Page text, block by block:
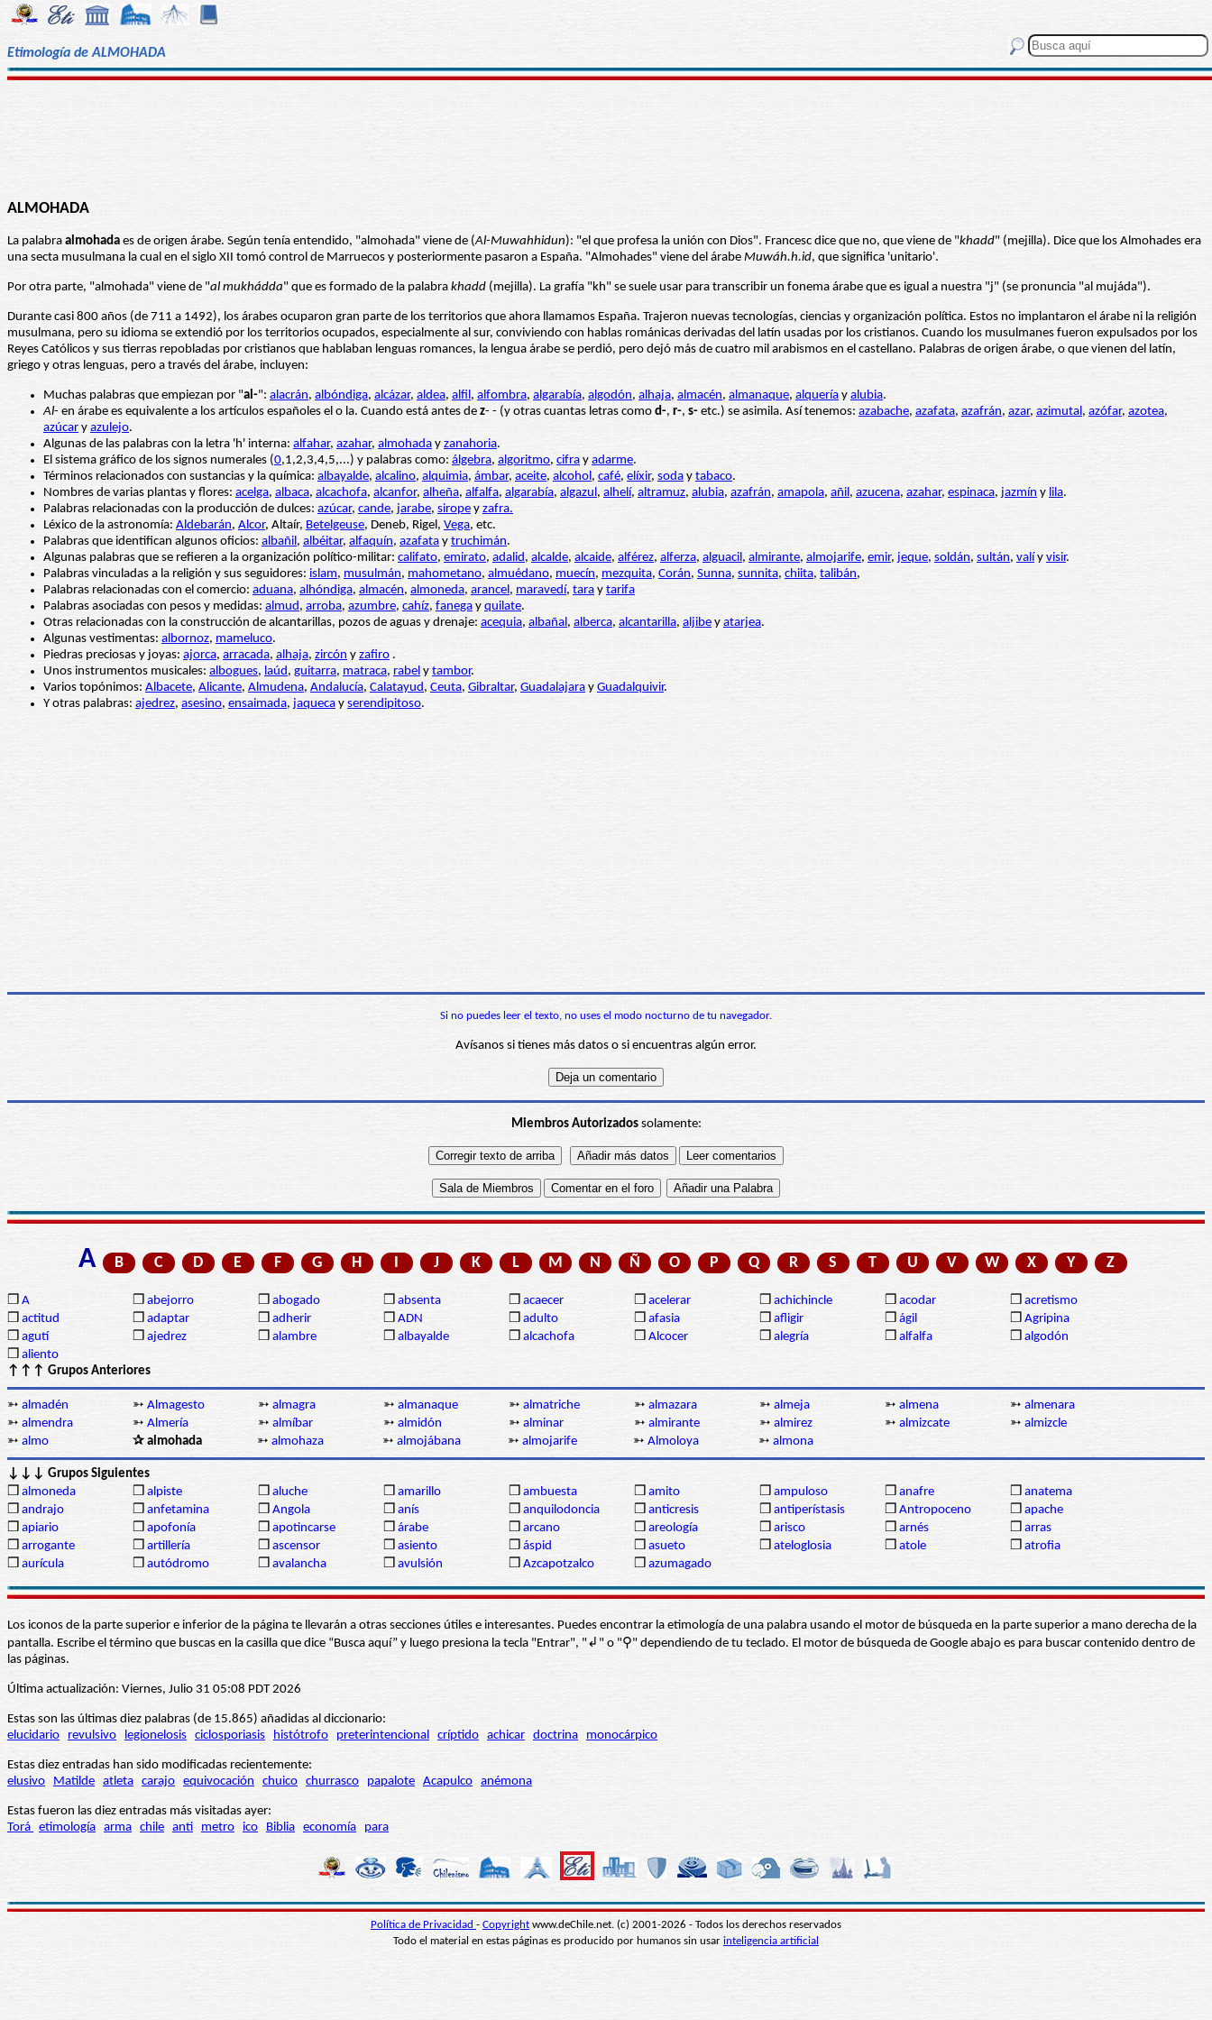
Etimología de ALMOHADA
ALMOHADA
La palabra almohada es de origen árabe. Según tenía entendido, "almohada" viene de (Al-Muwahhidun): "el que profesa la unión con Dios". Francesc dice que no, que viene de "khadd" (mejilla). Dice que los Almohades era
una secta musulmana la cual en el siglo XII tomó control de Marruecos y posteriormente pasaron a España. "Almohades" viene del árabe Muwáh.h.id, que significa 'unitario'.
Por otra parte, "almohada" viene de "al mukhádda" que es formado de la palabra khadd (mejilla). La grafía "kh" se suele usar para transcribir un fonema árabe que es igual a nuestra "j" (se pronuncia "al mujáda").
Durante casi 800 años (de 711 a 1492), los árabes ocuparon gran parte de los territorios que ahora llamamos España. Trajeron nuevas tecnologías, ciencias y organización política. Estos no implantaron el árabe ni la religión
musulmana, pero su idioma se extendió por los territorios ocupados, especialmente al sur, conviviendo con hablas románicas derivadas del latín usadas por los cristianos. Cuando los musulmanes fueron expulsados por los
Reyes Católicos y sus tierras repobladas por cristianos que hablaban lenguas romances, la lengua árabe se perdió, pero dejó más de cuatro mil arabismos en el castellano. Palabras de origen árabe, o que vienen del latín,
griego y otras lenguas, pero a través del árabe, incluyen:
Muchas palabras que empiezan por "al-": alacrán, albóndiga, alcázar, aldea, alfil, alfombra, algarabía, algodón, alhaja, almacén, almanaque, alquería y alubia.
Al- en árabe es equivalente a los artículos españoles el o la. Cuando está antes de z- - (y otras cuantas letras como d-, r-, s- etc.) se asimila. Así tenemos: azabache, azafata, azafrán, azar, azimutal, azófar, azotea,
azúcar y azulejo.
Algunas de las palabras con la letra 'h' interna: alfahar, azahar, almohada y zanahoria.
El sistema gráfico de los signos numerales (0,1,2,3,4,5,...) y palabras como: álgebra, algoritmo, cifra y adarme.
Términos relacionados con sustancias y la química: albayalde, alcalino, alquimia, ámbar, aceite, alcohol, café, elíxir, soda y tabaco.
Nombres de varias plantas y flores: acelga, albaca, alcachofa, alcanfor, alheña, alfalfa, algarabía, algazul, alhelí, altramuz, alubia, azafrán, amapola, añil, azucena, azahar, espinaca, jazmín y lila.
Palabras relacionadas con la producción de dulces: azúcar, cande, jarabe, sirope y zafra.
Léxico de la astronomía: Aldebarán, Alcor, Altaír, Betelgeuse, Deneb, Rigel, Vega, etc.
Palabras que identifican algunos oficios: albañil, albéitar, alfaquín, azafata y truchimán.
Algunas palabras que se refieren a la organización político-militar: califato, emirato, adalid, alcalde, alcaide, alférez, alferza, alguacil, almirante, almojarife, emir, jeque, soldán, sultán, valí y visir.
Palabras vinculadas a la religión y sus seguidores: islam, musulmán, mahometano, almuédano, muecín, mezquita, Corán, Sunna, sunnita, chiita, talibán,
Palabras relacionadas con el comercio: aduana, alhóndiga, almacén, almoneda, arancel, maravedí, tara y tarifa
Palabras asociadas con pesos y medidas: almud, arroba, azumbre, cahíz, fanega y quilate.
Otras relacionadas con la construcción de alcantarillas, pozos de aguas y drenaje: acequia, albañal, alberca, alcantarilla, aljibe y atarjea.
Algunas vestimentas: albornoz, mameluco.
Piedras preciosas y joyas: ajorca, arracada, alhaja, zircón y zafiro .
Unos instrumentos musicales: albogues, laúd, guitarra, matraca, rabel y tambor.
Varios topónimos: Albacete, Alicante, Almudena, Andalucía, Calatayud, Ceuta, Gibraltar, Guadalajara y Guadalquivir.
Y otras palabras: ajedrez, asesino, ensaimada, jaqueca y serendipitoso.
Si no puedes leer el texto, no uses el modo nocturno de tu navegador.
Avísanos si tienes más datos o si encuentras algún error.
Miembros Autorizadossolamente:
A B C D E F G H I J K L M N Ñ O P Q R S T U V W X Y Z
❒ A ❒ abejorro ❒ abogado ❒ absenta ❒ acaecer ❒ acelerar ❒ achichincle ❒ acodar ❒ acretismo
❒ actitud ❒ adaptar ❒ adherir ❒ ADN ❒ adulto ❒ afasia ❒ afligir ❒ ágil ❒ Agripina
❒ agutí ❒ ajedrez ❒ alambre ❒ albayalde ❒ alcachofa ❒ Alcocer ❒ alegría ❒ alfalfa ❒ algodón
❒ aliento
↑↑↑ Grupos Anteriores
➳ almadén ➳ Almagesto ➳ almagra ➳ almanaque ➳ almatriche ➳ almazara ➳ almeja ➳ almena ➳ almenara
➳ almendra ➳ Almería ➳ almíbar ➳ almidón ➳ alminar ➳ almirante ➳ almirez ➳ almizcate ➳ almizcle
➳ almo ✰ almohada ➳ almohaza ➳ almojábana ➳ almojarife ➳ Almoloya ➳ almona
↓↓↓ Grupos Siguientes
❒ almoneda ❒ alpiste ❒ aluche ❒ amarillo ❒ ambuesta ❒ amito ❒ ampuloso ❒ anafre ❒ anatema
❒ andrajo ❒ anfetamina ❒ Angola ❒ anís ❒ anquilodoncia ❒ anticresis ❒ antiperístasis ❒ Antropoceno ❒ apache
❒ apiario ❒ apofonía ❒ apotincarse ❒ árabe ❒ arcano ❒ areología ❒ arisco ❒ arnés ❒ arras
❒ arrogante ❒ artillería ❒ ascensor ❒ asiento ❒ áspid ❒ asueto ❒ ateloglosia ❒ atole ❒ atrofia
❒ aurícula ❒ autódromo ❒ avalancha ❒ avulsión ❒ Azcapotzalco ❒ azumagado
Los iconos de la parte superior e inferior de la página te llevarán a otras secciones útiles e interesantes. Puedes encontrar la etimología de una palabra usando el motor de búsqueda en la parte superior a mano derecha de la
pantalla. Escribe el término que buscas en la casilla que dice “Busca aquí” y luego presiona la tecla "Entrar", "↲" o "⚲" dependiendo de tu teclado. El motor de búsqueda de Google abajo es para buscar contenido dentro de
las páginas.
Última actualización: Viernes, Julio 31 05:08 PDT 2026
Estas son las últimas diez palabras (de 15.865) añadidas al diccionario:
elucidario
revulsivo legionelosis ciclosporiasis histótrofo preterintencional críptido achicar doctrina monocárpico
Estas diez entradas han sido modificadas recientemente:
elusivo
Matilde atleta carajo equivocación chuico churrasco papalote Acapulco anémona
Estas fueron las diez entradas más visitadas ayer:
Torá etimología arma chile anti metro ico Biblia economía para
Política de Privacidad - Copyright www.deChile.net. (c) 2001-2026 - Todos los derechos reservados
Todo el material en estas páginas es producido por humanos sin usar inteligencia artificial